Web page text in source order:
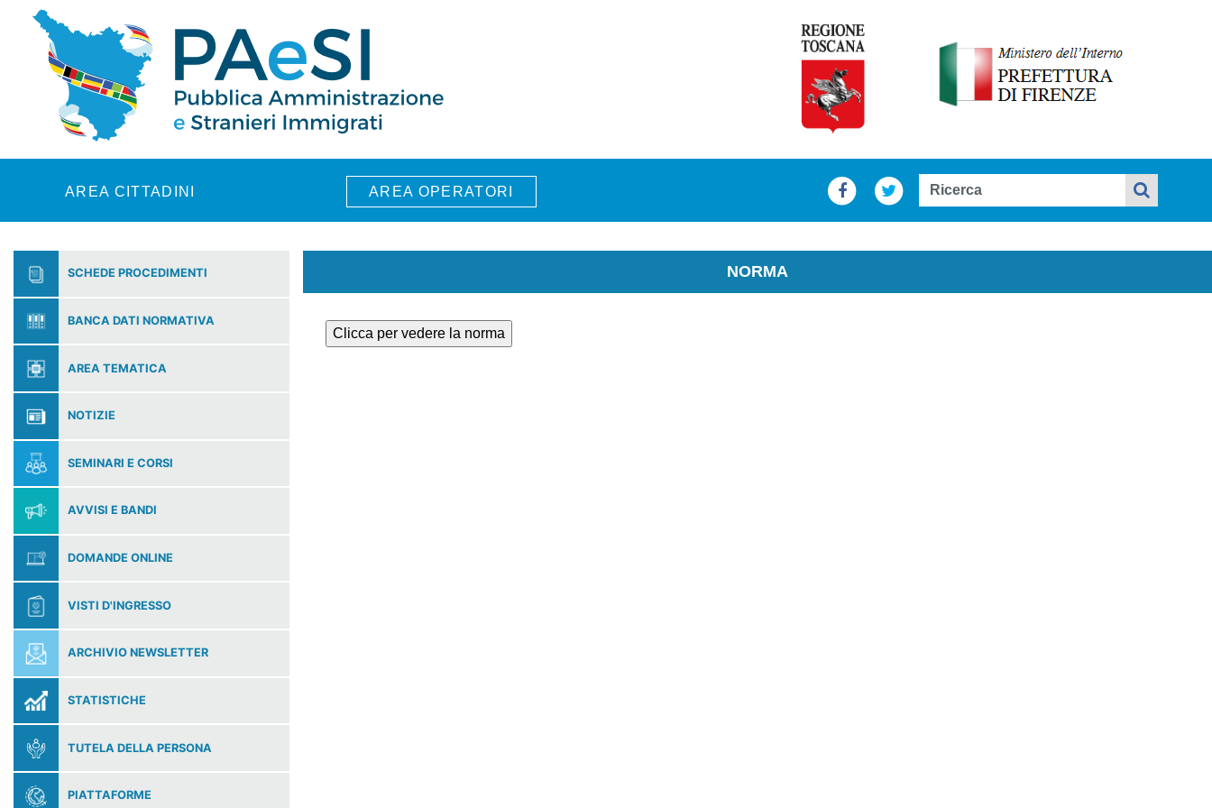
Skip to main content
AREA CITTADINI AREA OPERATORI
SCHEDE PROCEDIMENTI
BANCA DATI NORMATIVA
AREA TEMATICA
NOTIZIE
SEMINARI E CORSI
AVVISI E BANDI
DOMANDE ONLINE
VISTI D'INGRESSO
ARCHIVIO NEWSLETTER
STATISTICHE
TUTELA DELLA PERSONA
PIATTAFORME
NORMA
Clicca per vedere la norma